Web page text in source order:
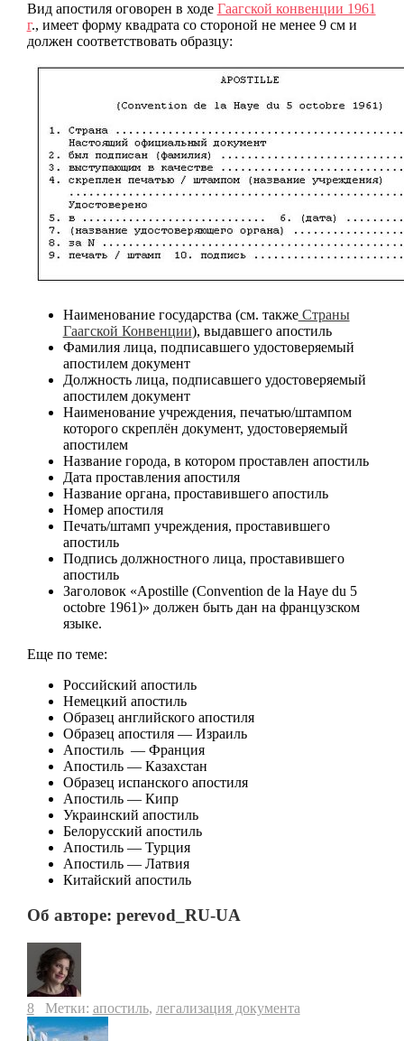
Вид апостиля оговорен в ходе Гаагской конвенции 1961
г., имеет форму квадрата со стороной не менее 9 см и
должен соответствовать образцу:
Наименование государства (см. такжеСтраны
Гаагской Конвенции), выдавшего апостиль
Фамилия лица, подписавшего удостоверяемый
апостилем документ
Должность лица, подписавшего удостоверяемый
апостилем документ
Наименование учреждения, печатью/штампом
которого скреплён документ, удостоверяемый
апостилем
Название города, в котором проставлен апостиль
Дата проставления апостиля
Название органа, проставившего апостиль
Номер апостиля
Печать/штамп учреждения, проставившего
апостиль
Подпись должностного лица, проставившего
апостиль
Заголовок «Apostille (Convention de la Haye du 5
octobre 1961)» должен быть дан на французском
языке.
Еще по теме:
Российский апостиль
Немецкий апостиль
Образец английского апостиля
Образец апостиля — Израиль
Апостиль — Франция
Апостиль — Казахстан
Образец испанского апостиля
Апостиль — Кипр
Украинский апостиль
Белорусский апостиль
Апостиль — Турция
Апостиль — Латвия
Китайский апостиль
Об авторе: perevod_RU-UA
8 Метки: апостиль, легализация документа